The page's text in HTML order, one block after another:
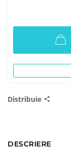
Distribuie
DESCRIERE